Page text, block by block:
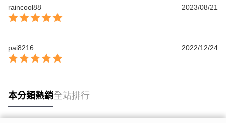
raincool88
2023/08/21
pai8216 2022/12/24
本分類熱銷全站排行